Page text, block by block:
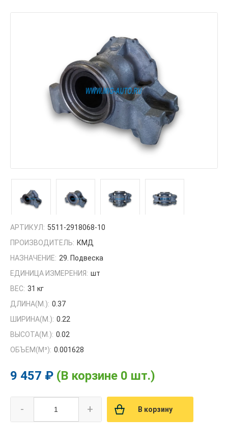
АРТИКУЛ: 5511-2918068-10
ПРОИЗВОДИТЕЛЬ: КМД
НАЗНАЧЕНИЕ: 29. Подвеска
ЕДИНИЦА ИЗМЕРЕНИЯ: шт
ВЕС: 31 кг
ДЛИНА(М.): 0.37
ШИРИНА(М.): 0.22
ВЫСОТА(М.): 0.02
ОБЪЕМ(M³): 0.001628
9 457 ₽ (В корзине 0 шт.)
- + В корзину